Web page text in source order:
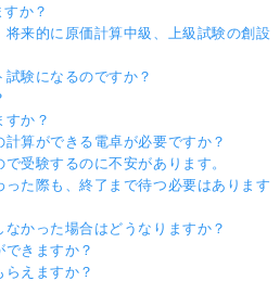
か？
来的に原価計算中級、上級試験の創設
験になるのですか？
か？
算ができる電卓が必要ですか？
受験するのに不安があります。
た際も、終了まで待つ必要はあります
かった場合はどうなりますか？
きますか？
えますか？